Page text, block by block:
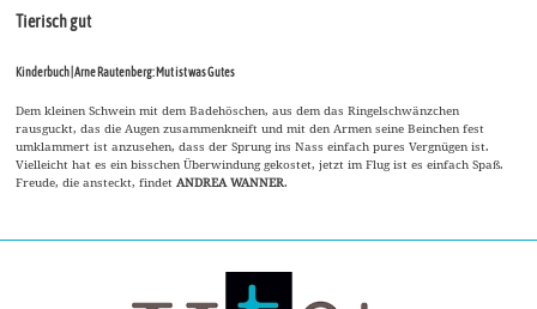
Tierisch gut
Kinderbuch | Arne Rautenberg: Mut ist was Gutes
Dem kleinen Schwein mit dem Badehöschen, aus dem das Ringelschwänzchen
rausguckt, das die Augen zusammenkneift und mit den Armen seine Beinchen fest
umklammert ist anzusehen, dass der Sprung ins Nass einfach pures Vergnügen ist.
Vielleicht hat es ein bisschen Überwindung gekostet, jetzt im Flug ist es einfach Spaß.
Freude, die ansteckt, findet ANDREA WANNER.